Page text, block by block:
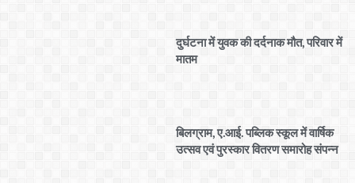
दुर्घटना में युवक की दर्दनाक मौत, परिवार में
मातम
बिलग्राम, ए.आई. पब्लिक स्कूल में वार्षिक
उत्सव एवं पुरस्कार वितरण समारोह संपन्न